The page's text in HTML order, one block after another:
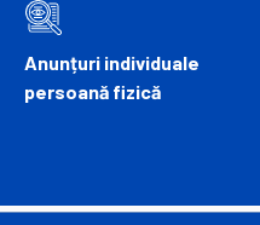
Anunțuri individuale
persoană fizică